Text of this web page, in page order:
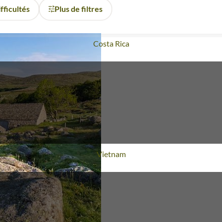
Voyage
Costa Rica
Voyage
Vietnam
Plus de filtres